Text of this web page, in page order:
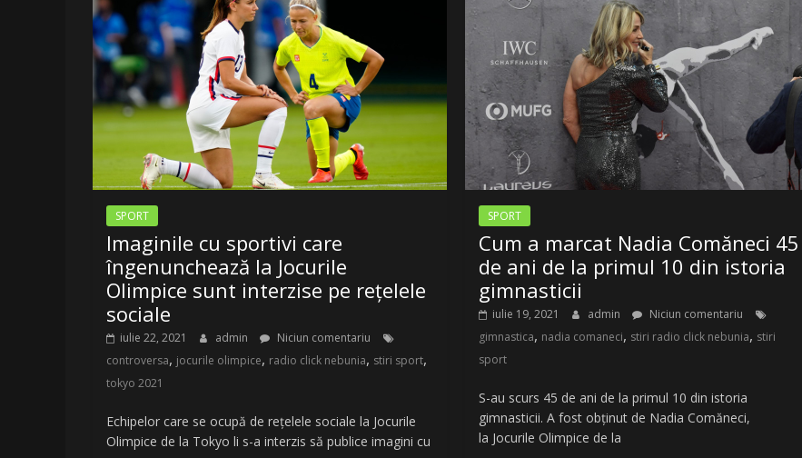
LA
Radio
Belea
Romania
|
www.radiobelea.ro
SPORT
Imaginile cu sportivi care
îngenunchează la Jocurile
Olimpice sunt interzise pe rețelele
sociale
iulie 22, 2021 admin
Niciun comentariu
controversa, jocurile olimpice, radio click nebunia, stiri sport,
tokyo 2021
Echipelor care se ocupă de rețelele sociale la Jocurile
Olimpice de la Tokyo li s-a interzis să publice imagini cu
SPORT
Cum a marcat Nadia Comăneci 45
de ani de la primul 10 din istoria
gimnasticii
iulie 19, 2021 admin
Niciun comentariu
gimnastica, nadia comaneci, stiri radio click nebunia, stiri
sport
S-au scurs 45 de ani de la primul 10 din istoria
gimnasticii. A fost obținut de Nadia Comăneci,
la Jocurile Olimpice de la